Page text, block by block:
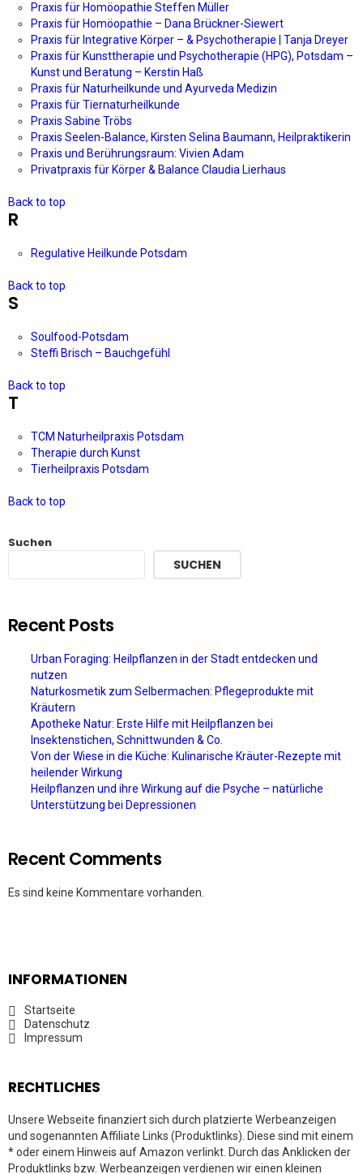
Praxis für Homöopathie Steffen Müller
Praxis für Homöopathie – Dana Brückner-Siewert
Praxis für Integrative Körper – & Psychotherapie | Tanja Dreyer
Praxis für Kunsttherapie und Psychotherapie (HPG), Potsdam –
Kunst und Beratung – Kerstin Haß
Praxis für Naturheilkunde und Ayurveda Medizin
Praxis für Tiernaturheilkunde
Praxis Sabine Tröbs
Praxis Seelen-Balance, Kirsten Selina Baumann, Heilpraktikerin
Praxis und Berührungsraum: Vivien Adam
Privatpraxis für Körper & Balance Claudia Lierhaus
Back to top
R
Regulative Heilkunde Potsdam
Back to top
S
Soulfood-Potsdam
Steffi Brisch – Bauchgefühl
Back to top
T
TCM Naturheilpraxis Potsdam
Therapie durch Kunst
Tierheilpraxis Potsdam
Back to top
Suchen
SUCHEN
Recent Posts
Urban Foraging: Heilpflanzen in der Stadt entdecken und
nutzen
Naturkosmetik zum Selbermachen: Pflegeprodukte mit
Kräutern
Apotheke Natur: Erste Hilfe mit Heilpflanzen bei
Insektenstichen, Schnittwunden & Co.
Von der Wiese in die Küche: Kulinarische Kräuter-Rezepte mit
heilender Wirkung
Heilpflanzen und ihre Wirkung auf die Psyche – natürliche
Unterstützung bei Depressionen
Recent Comments
Es sind keine Kommentare vorhanden.
INFORMATIONEN
Startseite
Datenschutz
Impressum
RECHTLICHES
Unsere Webseite finanziert sich durch platzierte Werbeanzeigen
und sogenannten Affiliate Links (Produktlinks). Diese sind mit einem
* oder einem Hinweis auf Amazon verlinkt. Durch das Anklicken der
Produktlinks bzw. Werbeanzeigen verdienen wir einen kleinen